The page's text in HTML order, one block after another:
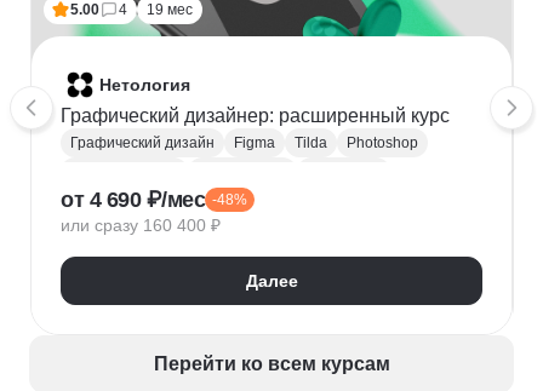
5.00 4 19 мес
Нетология
Графический дизайнер: расширенный курс
Графический дизайн Figma Tilda
Photoshop
Иллюстрация
Скетчинг
Adobe Animate
Cinema 4D
Дизайн логотипов
Дизайн упаковки
Бренд-дизайн
Разработка фирменного стиля
от 4 690 ₽/мес -48%
или сразу 160 400 ₽
Далее
Перейти ко всем курсам